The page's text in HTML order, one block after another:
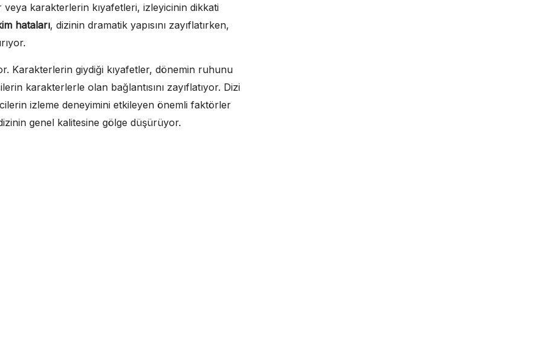
karakterlerin kıyafetleri, izleyicinin dikkati
hataları, dizinin dramatik yapısını zayıflatırken,
Karakterlerin giydiği kıyafetler, dönemin ruhunu
karakterlerle olan bağlantısını zayıflatıyor. Dizi
izleme deneyimini etkileyen önemli faktörler
genel kalitesine gölge düşürüyor.